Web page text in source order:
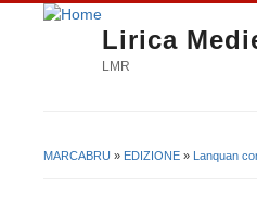
Lirica
LMR
MARCABRU » EDIZIONE » Lanquan